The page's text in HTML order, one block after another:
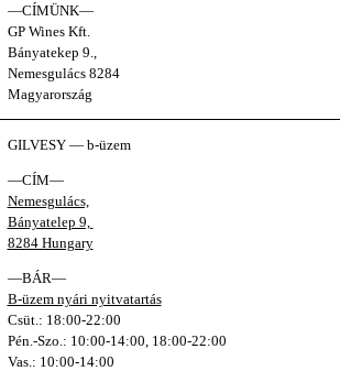
—CÍMÜNK—
GP Wines Kft.
Bányatekep 9.,
Nemesgulács 8284
Magyarország
GILVESY — b-üzem
—CÍM—
Nemesgulács,
Bányatelep 9,
8284 Hungary
—BÁR—
B-üzem nyári nyitvatartás
Csüt.: 18:00-22:00
Pén.-Szo.: 10:00-14:00, 18:00-22:00
Vas.: 10:00-14:00